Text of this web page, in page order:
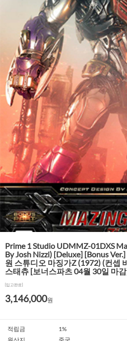
Prime 1 Studio UDMMZ-01DXS
By Josh Nizzi) [Deluxe] [Bonus
원 스튜디오 마징가Z (1972) (컨셉
스태츄 [보너스파츠 04월 30일 마
[입고완료]
3,146,000원
적립금
1%